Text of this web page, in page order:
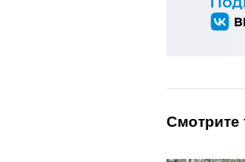
Смотрите